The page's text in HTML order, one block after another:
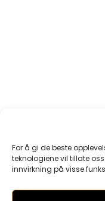
For å gi de beste
teknologiene vil tillate
innvirkning på visse